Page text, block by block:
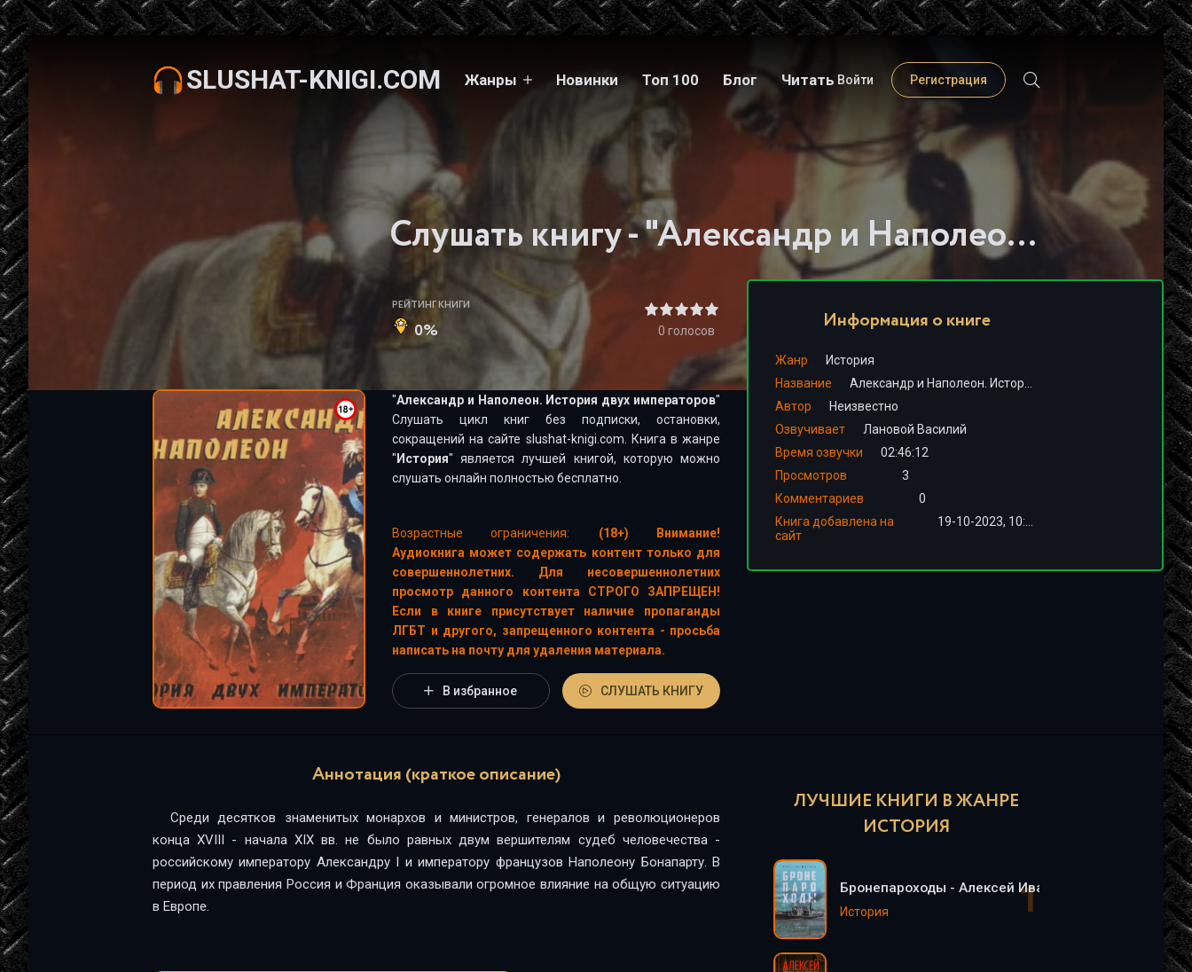
SLUSHAT-KNIGI.COM Жанры Новинки Топ 100 Блог Читать Войти Регистрация
Слушать книгу - "Александр и Наполеон. История двух императоров"
РЕЙТИНГ КНИГИ
0% 0 голосов
"Александр и Наполеон. История двух императоров"
Слушать цикл книг без подписки, остановки,
сокращений на сайте slushat-knigi.com. Книга в жанре
" История" является лучшей книгой, которую можно
слушать онлайн полностью бесплатно.
Возрастные ограничения:
(18+) Внимание!
Аудиокнига может содержать контент только для
совершеннолетних. Для несовершеннолетних
просмотр данного контента СТРОГО ЗАПРЕЩЕН!
Если в книге присутствует наличие пропаганды
ЛГБТ и другого, запрещенного контента - просьба
написать на почту для удаления материала.
В избранное СЛУШАТЬ КНИГУ
Информация о книге
Жанр
История
Название
Автор
Неизвестно
Озвучивает
Лановой Василий
Время озвучки
02:46:12
Просмотров
3
Комментариев
0
Книга добавлена на
сайт
Аннотация (краткое описание)
Среди десятков знаменитых монархов и министров, генералов и революционеров
конца XVIII - начала XIX вв. не было равных двум вершителям судеб человечества -
российскому императору Александру I и императору французов Наполеону Бонапарту. В
период их правления Россия и Франция оказывали огромное влияние на общую ситуацию
в Европе.
ЛУЧШИЕ КНИГИ В ЖАНРЕ
ИСТОРИЯ
Бронепароходы - Алексей Иванов
История